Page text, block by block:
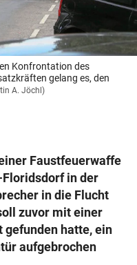
Konfrontation des
gelang es, den
A. Jöchl)
Faustfeuerwaffe
in der
in die Flucht
zuvor mit einer
gefunden hatte, ein
aufgebrochen